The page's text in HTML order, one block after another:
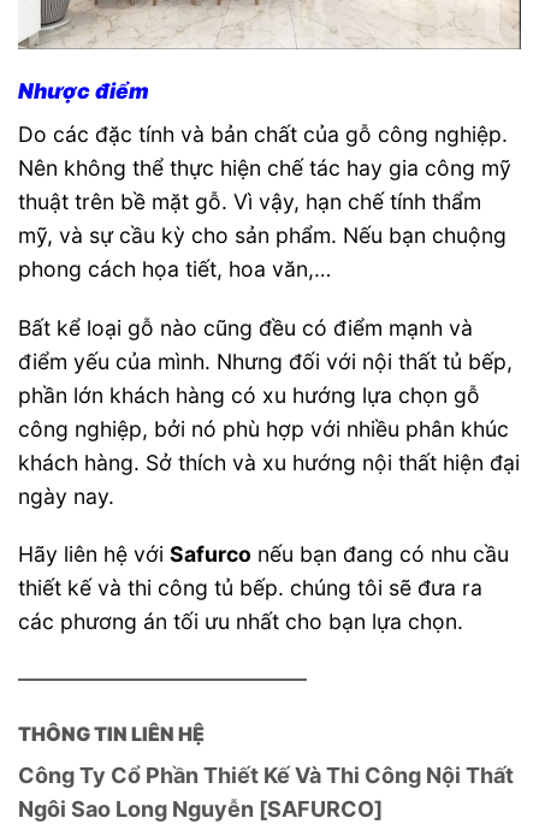
Nhược điểm
Do các đặc tính và bản chất của gỗ công nghiệp.
Nên không thể thực hiện chế tác hay gia công mỹ
thuật trên bề mặt gỗ. Vì vậy, hạn chế tính thẩm
mỹ, và sự cầu kỳ cho sản phẩm. Nếu bạn chuộng
phong cách họa tiết, hoa văn,…
Bất kể loại gỗ nào cũng đều có điểm mạnh và
điểm yếu của mình. Nhưng đối với nội thất tủ bếp,
phần lớn khách hàng có xu hướng lựa chọn gỗ
công nghiệp, bởi nó phù hợp với nhiều phân khúc
khách hàng. Sở thích và xu hướng nội thất hiện đại
ngày nay.
Hãy liên hệ với Safurco nếu bạn đang có nhu cầu
thiết kế và thi công tủ bếp. chúng tôi sẽ đưa ra
các phương án tối ưu nhất cho bạn lựa chọn.
———————————————
THÔNG TIN LIÊN HỆ
Công Ty Cổ Phần Thiết Kế Và Thi Công Nội Thất
Ngôi Sao Long Nguyễn [SAFURCO]